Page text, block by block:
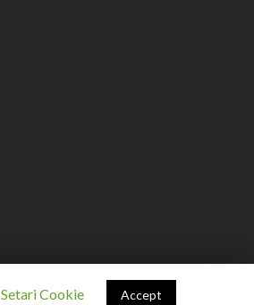
Setari Cookie Accept